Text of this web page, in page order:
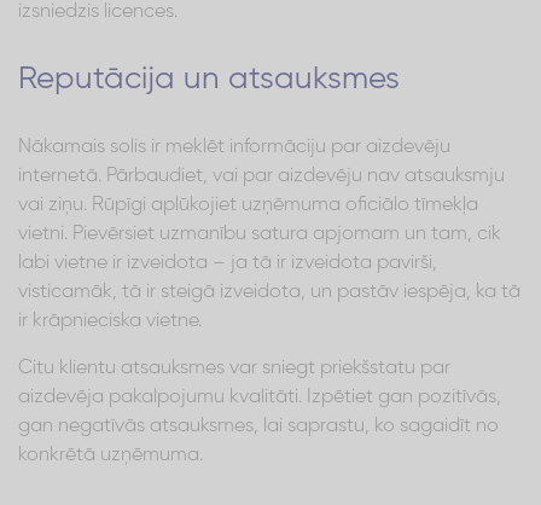
izsniedzis licences.
Reputācija un atsauksmes
Nākamais solis ir meklēt informāciju par aizdevēju
internetā. Pārbaudiet, vai par aizdevēju nav atsauksmju
vai ziņu. Rūpīgi aplūkojiet uzņēmuma oficiālo tīmekļa
vietni. Pievērsiet uzmanību satura apjomam un tam, cik
labi vietne ir izveidota – ja tā ir izveidota pavirši,
visticamāk, tā ir steigā izveidota, un pastāv iespēja, ka tā
ir krāpnieciska vietne.
Citu klientu atsauksmes var sniegt priekšstatu par
aizdevēja pakalpojumu kvalitāti. Izpētiet gan pozitīvās,
gan negatīvās atsauksmes, lai saprastu, ko sagaidīt no
konkrētā uzņēmuma.